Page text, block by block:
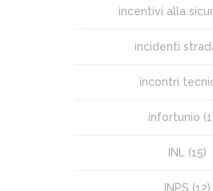
incentivi alla
incidenti
incontri
infortunio
INL (15)
INPS (12)